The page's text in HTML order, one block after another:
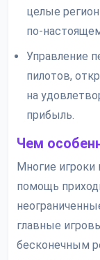
целые
по-
Управление
пилотов,
на
прибыль.
Чем
Многие игроки
помощь
главные
бесконечным